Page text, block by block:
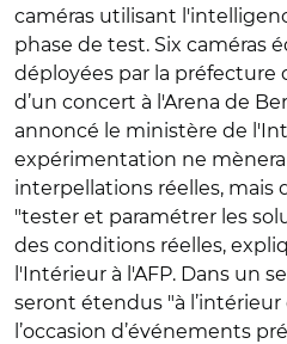
caméras utilisant
phase de test. Six caméras
déployées par la préfecture
d’un concert à l'Arena de
annoncé le ministère de
expérimentation ne mènera
interpellations réelles, mais
"tester et paramétrer les
des conditions réelles,
l'Intérieur à l'AFP. Dans un
seront étendus "à
l’occasion d’événements